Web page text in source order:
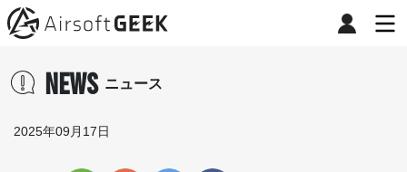
NEWS ニュース
2025年09月17日